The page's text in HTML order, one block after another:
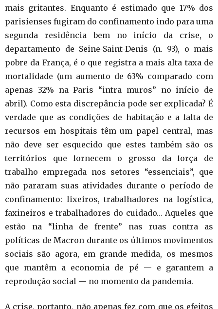
mais gritantes. Enquanto é estimado que 17% dos
parisienses fugiram do confinamento indo para uma
segunda residência bem no início da crise, o
departamento de Seine-Saint-Denis (n. 93), o mais
pobre da França, é o que registra a mais alta taxa de
mortalidade (um aumento de 63% comparado com
apenas 32% na Paris “intra muros” no início de
abril). Como esta discrepância pode ser explicada? É
verdade que as condições de habitação e a falta de
recursos em hospitais têm um papel central, mas
não deve ser esquecido que estes também são os
territórios que fornecem o grosso da força de
trabalho empregada nos setores “essenciais”, que
não pararam suas atividades durante o período de
confinamento: lixeiros, trabalhadores na logística,
faxineiros e trabalhadores do cuidado… Aqueles que
estão na “linha de frente” nas ruas contra as
políticas de Macron durante os últimos movimentos
sociais são agora, em grande medida, os mesmos
que mantêm a economia de pé — e garantem a
reprodução social — no momento da pandemia.
A crise, portanto, não apenas fez com que os efeitos